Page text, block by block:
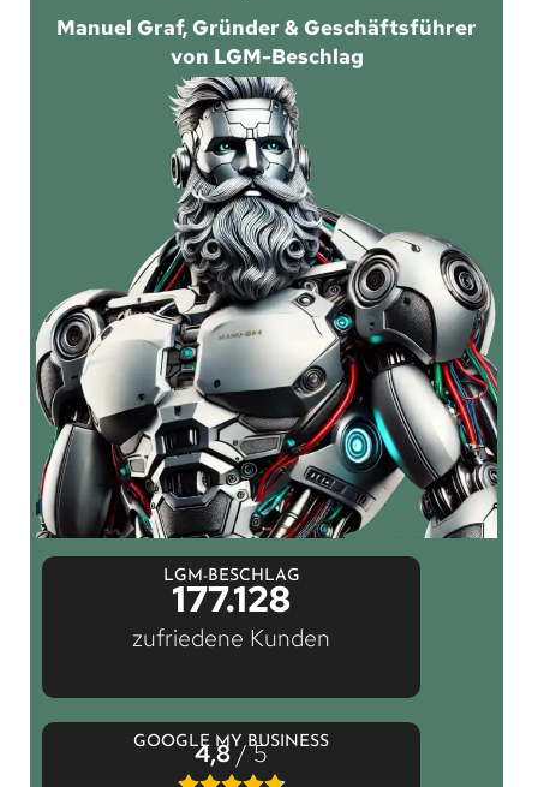
Manuel Graf, Gründer & Geschäftsführer
von LGM-Beschlag
LGM-BESCHLAG
177.128
zufriedene Kunden
GOOGLE MY BUSINESS
4,8/ 5